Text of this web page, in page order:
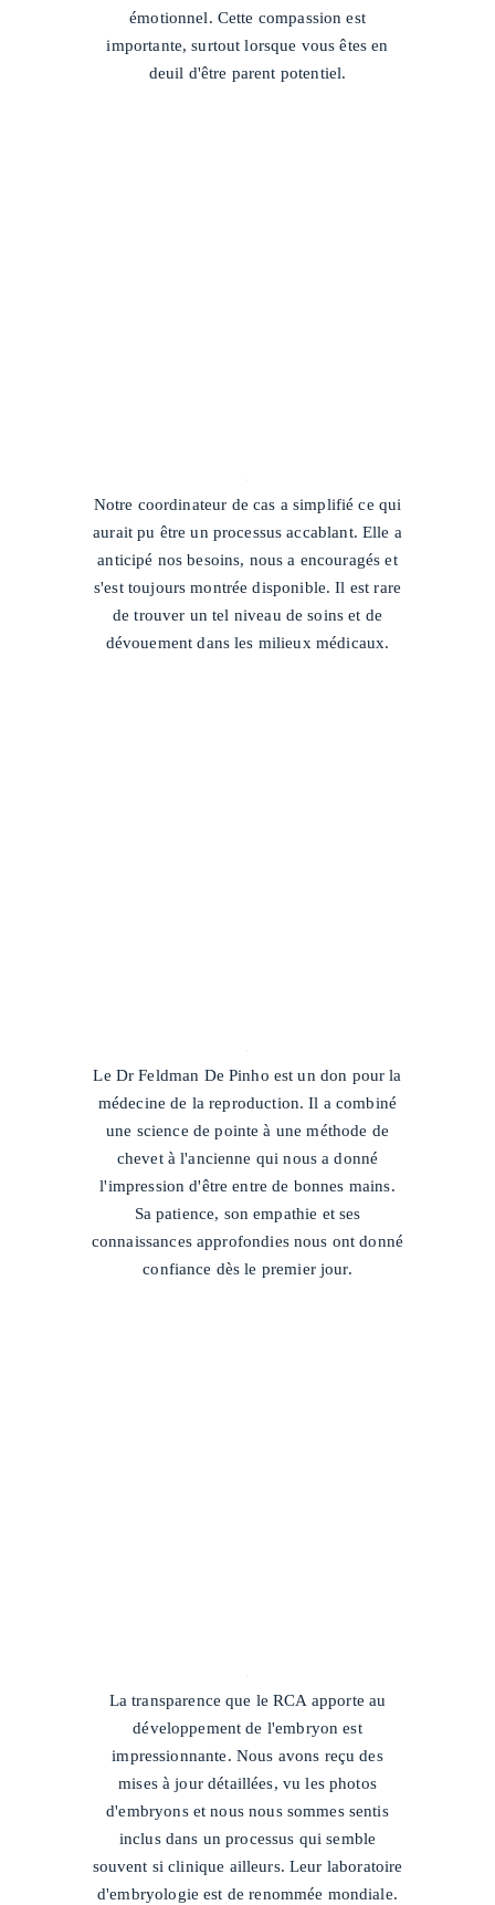
émotionnel. Cette compassion est
importante, surtout lorsque vous êtes en
deuil d'être parent potentiel.
Notre coordinateur de cas a simplifié ce qui
aurait pu être un processus accablant. Elle a
anticipé nos besoins, nous a encouragés et
s'est toujours montrée disponible. Il est rare
de trouver un tel niveau de soins et de
dévouement dans les milieux médicaux.
Le Dr Feldman De Pinho est un don pour la
médecine de la reproduction. Il a combiné
une science de pointe à une méthode de
chevet à l'ancienne qui nous a donné
l'impression d'être entre de bonnes mains.
Sa patience, son empathie et ses
connaissances approfondies nous ont donné
confiance dès le premier jour.
La transparence que le RCA apporte au
développement de l'embryon est
impressionnante. Nous avons reçu des
mises à jour détaillées, vu les photos
d'embryons et nous nous sommes sentis
inclus dans un processus qui semble
souvent si clinique ailleurs. Leur laboratoire
d'embryologie est de renommée mondiale.